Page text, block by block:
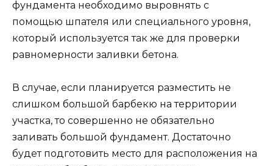
фундамента необходимо выровнять с
помощью шпателя или специального уровня,
который используется так же для проверки
равномерности заливки бетона.
В случае, если планируется разместить не
слишком большой барбекю на территории
участка, то совершенно не обязательно
заливать большой фундамент. Достаточно
будет подготовить место для расположения на